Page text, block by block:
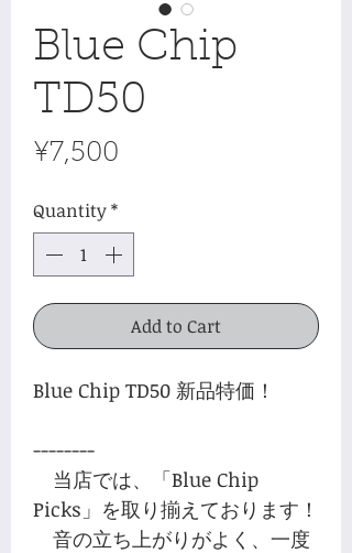
Blue Chip
TD50
¥7,500
Quantity*
Add to Cart
Blue Chip TD50 新品特価！
--------
当店では、「Blue Chip
Picks」を取り揃えております！
音の立ち上がりがよく、一度